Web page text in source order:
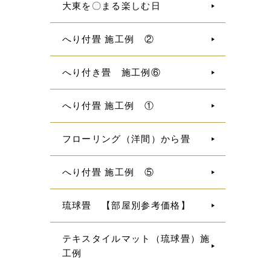
大東を〇まる楽しむ日
へり付畳 施工例 ②
へり付き畳 施工例⑥
へり付畳 施工例 ①
フローリング（洋間）から畳
へり付畳 施工例 ⑤
琉球畳 【部屋別参考価格】
テキスタイルマット（琉球畳）施
工例